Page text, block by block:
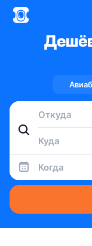
Когда